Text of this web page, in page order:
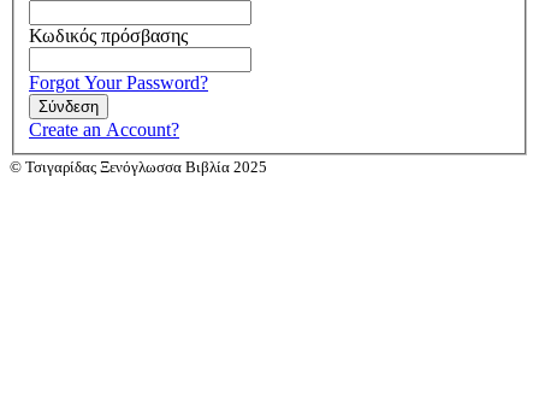
Κωδικός πρόσβασης
Forgot Your Password?
Σύνδεση
Create an Account?
© Τσιγαρίδας Ξενόγλωσσα Βιβλία 2025